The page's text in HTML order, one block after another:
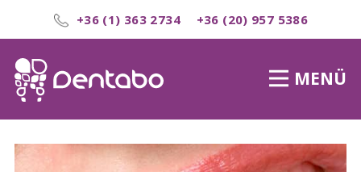
+36 (1) 363 2734 +36 (20) 957 5386
MENÜ